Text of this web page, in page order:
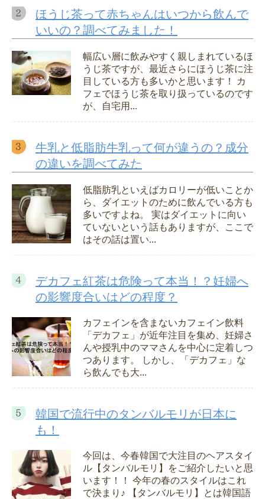
ほうじ茶って赤ちゃんはいつから飲んで
いいの？調べてみました！
幅広い層に飲みやすく親しまれているほ
うじ茶ですが、最近さらにほうじ茶に注
目している方も多いかと思います！ カ
フェでほうじ茶を取り扱っているのです
が、自宅用...
牛乳と低脂肪牛乳って何が違うの？成分
の違いを調べてみた
低脂肪乳といえばカロリーが低いことか
ら、ダイエットのために飲んでいる方も
多いですよね。 実はダイエットに向い
ていないという話もありますが、ここで
はその話は置い...
デカフェ紅茶は危険って本当！？妊婦へ
の影響度合いはどの程度？
カフェインを含まないカフェイン飲料
「デカフェ」が近年注目を集め、妊婦さ
んや授乳中のママさんを中心に定着しつ
つあります。 しかし、「デカフェ」な
ら飲んでも大...
韓国で流行中のタンバルモリが日本に
も！
今回は、今春韓国で大注目のヘアスタイ
ル【タンバルモリ】をご紹介したいと思
います！！ 今年の春のスタイルはこれ
で決まり♪ 【タンバルモリ】とは韓国語